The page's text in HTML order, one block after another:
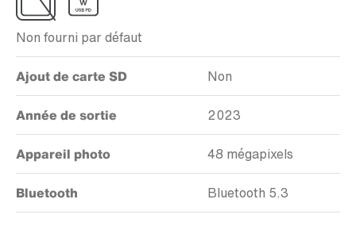
Non fourni par défaut
Ajout de carte SD Non
Année de sortie 2023
Appareil photo 48 mégapixels
Bluetooth Bluetooth 5.3